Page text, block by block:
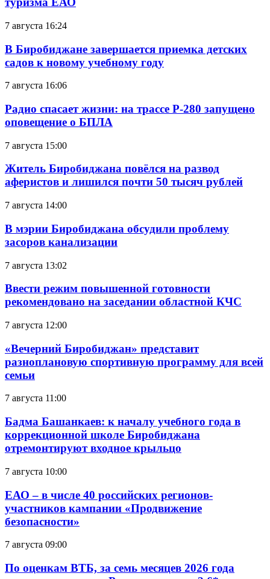
7 августа 16:24
В Биробиджане завершается приемка детских
садов к новому учебному году
7 августа 16:06
Радио спасает жизни: на трассе Р-280 запущено
оповещение о БПЛА
7 августа 15:00
Житель Биробиджана повёлся на развод
аферистов и лишился почти 50 тысяч рублей
7 августа 14:00
В мэрии Биробиджана обсудили проблему
засоров канализации
7 августа 13:02
Ввести режим повышенной готовности
рекомендовано на заседании областной КЧС
7 августа 12:00
«Вечерний Биробиджан» представит
разноплановую спортивную программу для всей
семьи
7 августа 11:00
Бадма Башанкаев: к началу учебного года в
коррекционной школе Биробиджана
отремонтируют входное крыльцо
7 августа 10:00
ЕАО – в числе 40 российских регионов-
участников кампании «Продвижение
безопасности»
7 августа 09:00
По оценкам ВТБ, за семь месяцев 2026 года